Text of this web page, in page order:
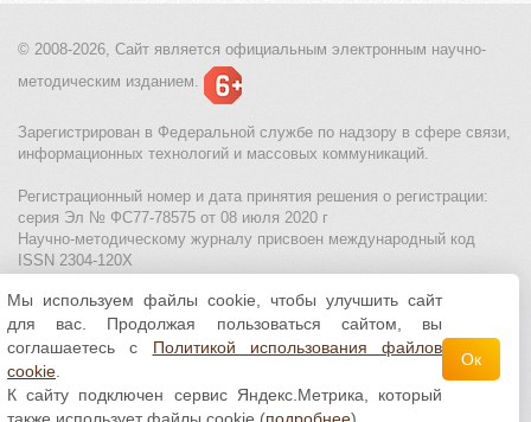
© 2008-2026, Сайт является официальным электронным научно-
методическим изданием.
Зарегистрирован в Федеральной службе по надзору в сфере связи,
информационных технологий и массовых коммуникаций.
Регистрационный номер и дата принятия решения о регистрации:
серия Эл № ФС77-78575 от 08 июля 2020 г
Научно-методическому журналу присвоен международный код
ISSN 2304-120X
МЦИТО|Школьные олимпиады и онлайн конкурсы для детей
Политика использования файлов cookie| Политика обработки и
защиты персональных данных
Все материалы доступны полицензии Creative
Commons С указанием авторства 4.0 Всемирная
Мы используем файлы cookie, чтобы улучшить сайт
для вас. Продолжая пользоваться сайтом, вы
соглашаетесь с Политикой использования файлов
cookie
К сайту подключен сервис Яндекс.Метрика, который
Ок